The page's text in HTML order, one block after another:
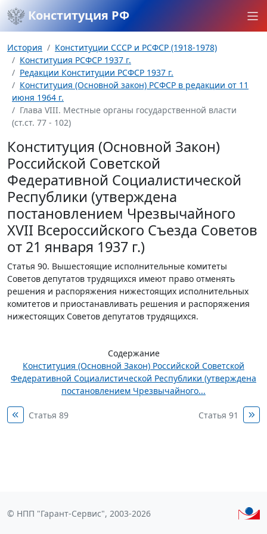
Конституция РФ
История
Конституции СССР и РСФСР (1918-1978)
Конституция РСФСР 1937 г.
Редакции Конституции РСФСР 1937 г.
Конституция (Основной закон) РСФСР в редакции от 11
июня 1964 г.
Глава VIII. Местные органы государственной власти
(ст.ст. 77 - 102)
Конституция (Основной Закон)
Российской Советской
Федеративной Социалистической
Республики (утверждена
постановлением Чрезвычайного
XVII Всероссийского Съезда Советов
от 21 января 1937 г.)
Статья 90. Вышестоящие исполнительные комитеты
Советов депутатов трудящихся имеют право отменять
решения и распоряжения нижестоящих исполнительных
комитетов и приостанавливать решения и распоряжения
нижестоящих Советов депутатов трудящихся.
Содержание
Конституция (Основной Закон) Российской Советской
Федеративной Социалистической Республики (утверждена
постановлением Чрезвычайного...
Статья 89 Статья 91
© НПП "Гарант-Сервис", 2003-2026